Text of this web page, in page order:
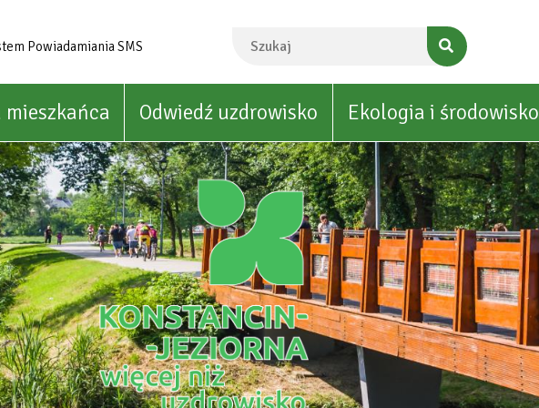
Powiadamiania SMS
mieszkańca Odwiedź uzdrowisko Ekologia i środowisko